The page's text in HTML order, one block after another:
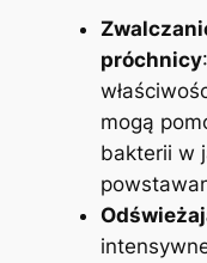
próchnicy
mogą
bakterii w